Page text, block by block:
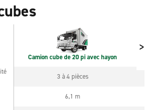
>
Camion cube de 20 pi avec hayon
3 à 4 pièces
6,1 m